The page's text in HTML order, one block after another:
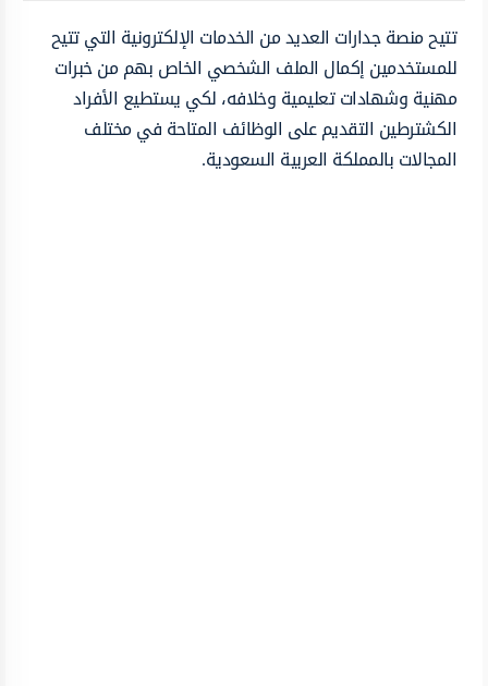
تتيح منصة جدارات العديد من الخدمات الإلكترونية التي تتيح
للمستخدمين إكمال الملف الشخصي الخاص بهم من خبرات
مهنية وشهادات تعليمية وخلافه، لكي يستطيع الأفراد
الكشترطين التقديم على الوظائف المتاحة في مختلف
المجالات بالمملكة العربية السعودية.